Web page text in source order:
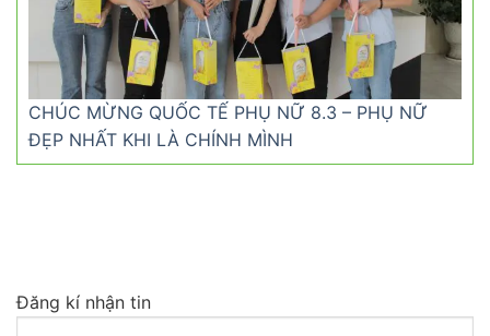
CHÚC MỪNG QUỐC TẾ PHỤ NỮ 8.3 – PHỤ NỮ
ĐẸP NHẤT KHI LÀ CHÍNH MÌNH
Đăng kí nhận tin